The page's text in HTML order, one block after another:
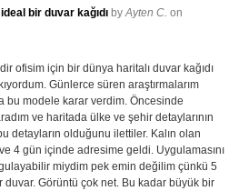
bir duvar kağıdı byAyten C. on
ofisim için bir dünya haritalı duvar kağıdı
Günlerce süren araştırmalarım
bu modele karar verdim. Öncesinde
ve haritada ülke ve şehir detaylarının
detayların olduğunu ilettiler. Kalın olan
4 gün içinde adresime geldi. Uygulamasını
miydim pek emin değilim çünkü 5
Görüntü çok net. Bu kadar büyük bir